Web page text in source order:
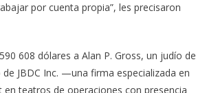
por cuenta propia”, les precisaron
608 dólares a Alan P. Gross, un judío de
JBDC Inc. —una firma especializada en
teatros de operaciones con presencia